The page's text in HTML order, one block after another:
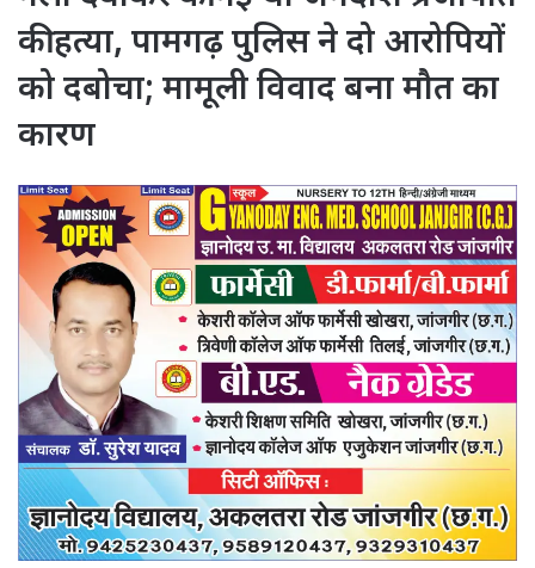
की हत्या, पामगढ़ पुलिस ने दो आरोपियों
को दबोचा; मामूली विवाद बना मौत का
कारण